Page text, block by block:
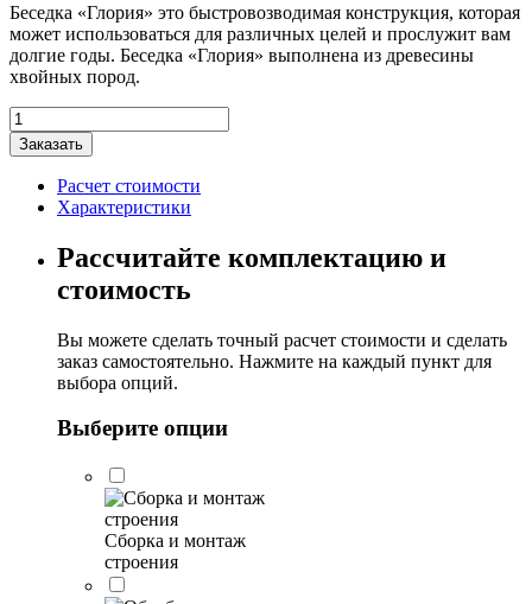
Беседка «Глория» это быстровозводимая конструкция, которая
может использоваться для различных целей и прослужит вам
долгие годы. Беседка «Глория» выполнена из древесины
хвойных пород.
Количество
товара
Беседка
Глория
3,5х5м
Заказать
Расчет стоимости
Характеристики
Рассчитайте комплектацию и
стоимость
Вы можете сделать точный расчет стоимости и сделать
заказ самостоятельно. Нажмите на каждый пункт для
выбора опций.
Выберите опции
Сборка и монтаж
строения